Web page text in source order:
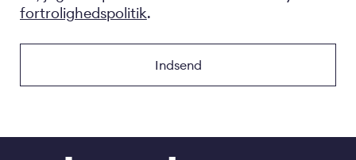
fortrolighedspolitik.